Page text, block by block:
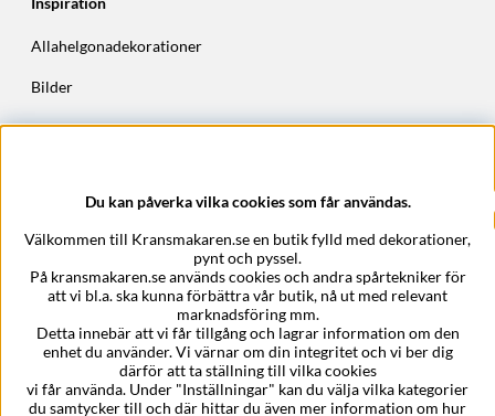
Allahelgonadekorationer
Bilder
Höstkransar
Epost:support@kransmakaren.se
Du kan påverka vilka cookies som får användas.
Välkommen till Kransmakaren.se en butik fylld med dekorationer,
pynt och pyssel.
På kransmakaren.se används cookies och andra spårtekniker för
att vi bl.a. ska kunna förbättra vår butik, nå ut med relevant
marknadsföring mm.
Detta innebär att vi får tillgång och lagrar information om den
enhet du använder. Vi värnar om din integritet och vi ber dig
därför att ta ställning till vilka cookies
vi får använda. Under "Inställningar" kan du välja vilka kategorier
du samtycker till och där hittar du även mer information om hur